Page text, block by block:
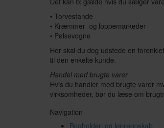
• Torvestande
• Kræmmer- og loppemarkeder
• Pølsevogne
Her skal du dog udstede en
til den enkelte kunde.
Handel med brugte varer
Hvis du handler med brugte varer
virksomheder, bør du læse om
Navigation
Bogholderi og lønregnskab